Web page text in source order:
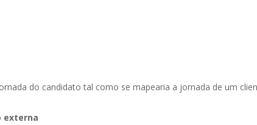
do candidato tal como se mapearia a jornada de um
externa